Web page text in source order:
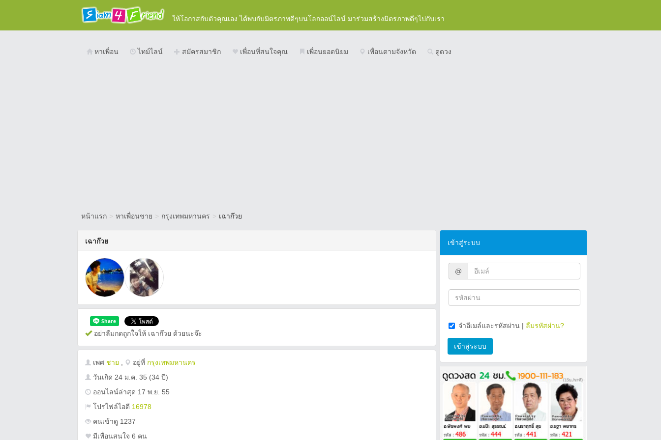
ให้โอกาสกับตัวคุณเอง ได้พบกับมิตรภาพดีๆบนโลกออน์ไลน์ มาร่วมสร้างมิตรภาพดีๆไปกับเรา
หาเพื่อน ไทม์ไลน์ สมัครสมาชิก เพื่อนที่สนใจคุณ เพื่อนยอดนิยม เพื่อนตามจังหวัด ดูดวง
หน้าแรก > หาเพื่อนชาย > กรุงเทพมหานคร > เฉาก๊วย
เฉาก๊วย
อย่าลืมกดถูกใจให้ เฉาก๊วย ด้วยนะจ๊ะ
เพศ ชาย อยู่ที่ กรุงเทพมหานคร
วันเกิด 24 ม.ค. 35 (34 ปี)
ออนไลน์ล่าสุด 17 พ.ย. 55
โปรไฟล์ไอดี 16978
คนเข้าดู 1237
มีเพื่อนสนใจ 6 คน
เข้าสู่ระบบ
@
จำอีเมล์และรหัสผ่าน | ลืมรหัสผ่าน?
เข้าสู่ระบบ